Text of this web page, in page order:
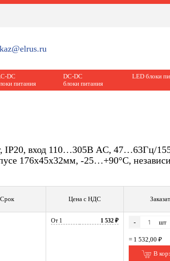
DC
питания
DC-DC
блоки питания
LED блоки
IP20, вход 110…305В AC, 47…63Гц/
176х45х32мм, -25…+90°С,
Срок Цена с НДС
От 1 1 532 ₽ - шт
= 1 532,00 ₽
В